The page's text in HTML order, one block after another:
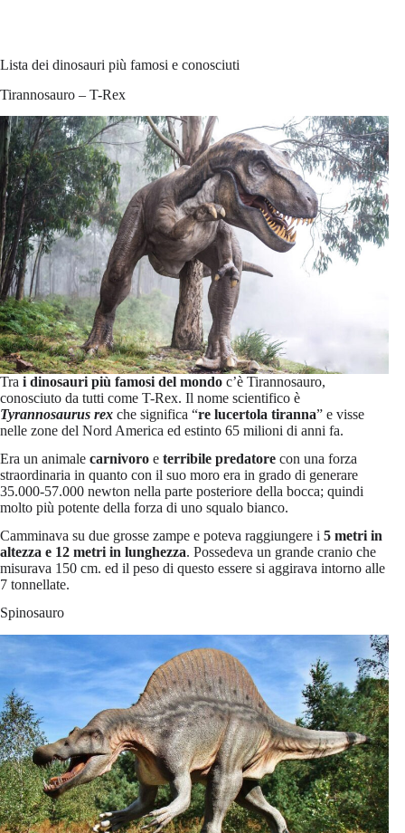
Lista dei dinosauri più famosi e conosciuti
Tirannosauro – T-Rex
Tra i dinosauri più famosi del mondo c’è Tirannosauro,
conosciuto da tutti come T-Rex. Il nome scientifico è
Tyrannosaurus rex che significa “re lucertola tiranna” e visse
nelle zone del Nord America ed estinto 65 milioni di anni fa.
Era un animale carnivoro e terribile predatore con una forza
straordinaria in quanto con il suo moro era in grado di generare
35.000-57.000 newton nella parte posteriore della bocca; quindi
molto più potente della forza di uno squalo bianco.
Camminava su due grosse zampe e poteva raggiungere i 5 metri in
altezza e 12 metri in lunghezza. Possedeva un grande cranio che
misurava 150 cm. ed il peso di questo essere si aggirava intorno alle
7 tonnellate.
Spinosauro